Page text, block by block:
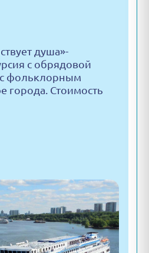
душа»-
с обрядовой
с фольклорным
города. Стоимость